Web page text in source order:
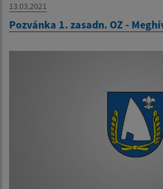
13.03.2021
Pozvánka 1. zasadn. OZ -